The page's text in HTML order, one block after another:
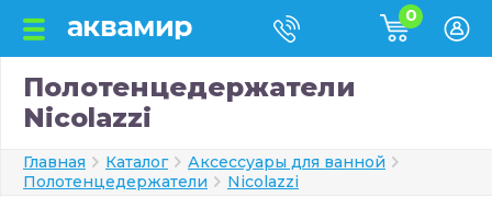
0
Полотенцедержатели
Nicolazzi
Главная Каталог
Аксессуары для ванной
Полотенцедержатели
Nicolazzi